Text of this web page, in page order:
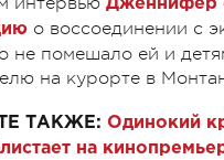
Дженнифер
о воссоединении с
не помешало ей и
на курорте в
ТАКЖЕ: Одинокий
на